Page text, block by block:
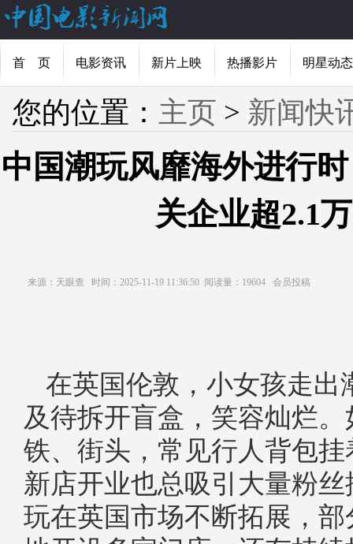
首 页 电影资讯 新片上映 热播影片 明星动态
您的位置： 主页 > 新闻快
中国潮玩风靡海外进行
关企业超2.1
来源：天眼查 时间：2025-11-19 11:36:50 阅读量：19604 会员投稿
在英国伦敦，小女孩走出
及待拆开盲盒，笑容灿烂
铁、街头，常见行人背包
新店开业也总吸引大量粉
玩在英国市场不断拓展，